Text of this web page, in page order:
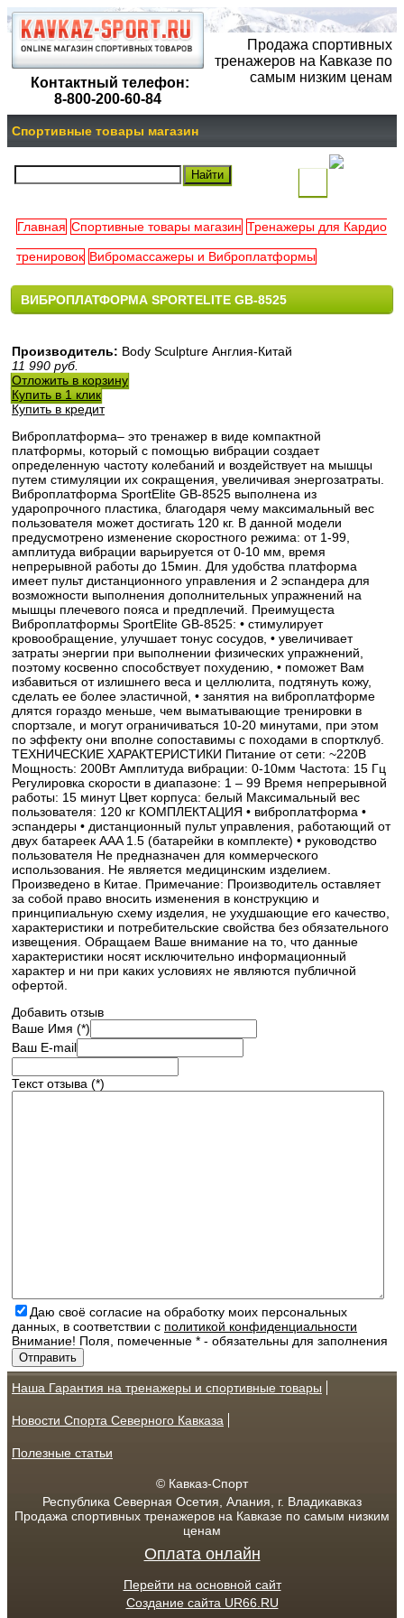
Контактный телефон:
8-800-200-60-84
Продажа спортивных
тренажеров на Кавказе по
самым низким ценам
Спортивные товары магазин
Ваша
Главная Спортивные товары магазин Тренажеры для Кардио
тренировок Вибромассажеры и Виброплатформы
ВИБРОПЛАТФОРМА SPORTELITE GB-8525
Производитель: Body Sculpture Англия-Китай
11 990 руб.
Отложить в корзину
Купить в 1 клик
Купить в кредит
Виброплатформа– это тренажер в виде компактной
платформы, который с помощью вибрации создает
определенную частоту колебаний и воздействует на мышцы
путем стимуляции их сокращения, увеличивая энергозатраты.
Виброплатформа SportElite GB-8525 выполнена из
ударопрочного пластика, благодаря чему максимальный вес
пользователя может достигать 120 кг. В данной модели
предусмотрено изменение скоростного режима: от 1-99,
амплитуда вибрации варьируется от 0-10 мм, время
непрерывной работы до 15мин. Для удобства платформа
имеет пульт дистанционного управления и 2 эспандера для
возможности выполнения дополнительных упражнений на
мышцы плечевого пояса и предплечий. Преимущеста
Виброплатформы SportElite GB-8525: • стимулирует
кровообращение, улучшает тонус сосудов, • увеличивает
затраты энергии при выполнении физических упражнений,
поэтому косвенно способствует похудению, • поможет Вам
избавиться от излишнего веса и целлюлита, подтянуть кожу,
сделать ее более эластичной, • занятия на виброплатформе
длятся гораздо меньше, чем выматывающие тренировки в
спортзале, и могут ограничиваться 10-20 минутами, при этом
по эффекту они вполне сопоставимы с походами в спортклуб.
ТЕХНИЧЕСКИЕ ХАРАКТЕРИСТИКИ Питание от сети: ~220В
Мощность: 200Вт Амплитуда вибрации: 0-10мм Частота: 15 Гц
Регулировка скорости в диапазоне: 1 – 99 Время непрерывной
работы: 15 минут Цвет корпуса: белый Максимальный вес
пользователя: 120 кг КОМПЛЕКТАЦИЯ • виброплатформа •
эспандеры • дистанционный пульт управления, работающий от
двух батареек AAA 1.5 (батарейки в комплекте) • руководство
пользователя Не предназначен для коммерческого
использования. Не является медицинским изделием.
Произведено в Китае. Примечание: Производитель оставляет
за собой право вносить изменения в конструкцию и
принципиальную схему изделия, не ухудшающие его качество,
характеристики и потребительские свойства без обязательного
извещения. Обращаем Ваше внимание на то, что данные
характеристики носят исключительно информационный
характер и ни при каких условиях не являются публичной
офертой.
Добавить отзыв
Ваше Имя (*)
Ваш E-mail
Текст отзыва (*)
Даю своё согласие на обработку моих персональных
данных, в соответствии с политикой конфиденциальности
Внимание! Поля, помеченные * - обязательны для заполнения
Наша Гарантия на тренажеры и спортивные товары
Новости Спорта Северного Кавказа
Полезные статьи
© Кавказ-Спорт
Республика Северная Осетия, Алания, г. Владикавказ
Продажа спортивных тренажеров на Кавказе по самым низким
ценам
Оплата онлайн
Перейти на основной сайт
Создание сайта UR66.RU